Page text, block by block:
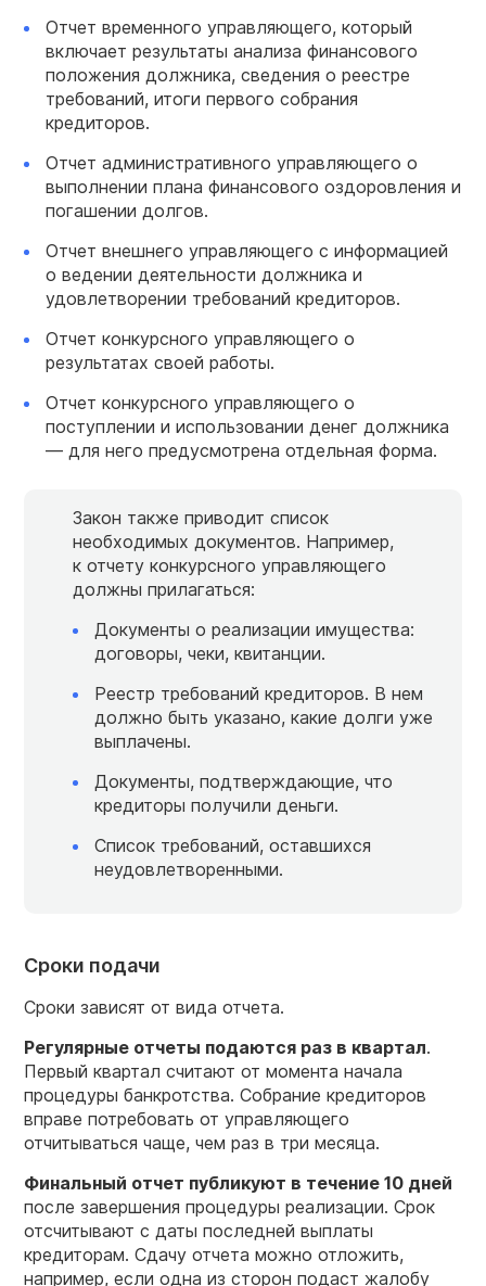
Отчет временного управляющего, который
включает результаты анализа финансового
положения должника, сведения о реестре
требований, итоги первого собрания
кредиторов.
Отчет административного управляющего о
выполнении плана финансового оздоровления и
погашении долгов.
Отчет внешнего управляющего с информацией
о ведении деятельности должника и
удовлетворении требований кредиторов.
Отчет конкурсного управляющего о
результатах своей работы.
Отчет конкурсного управляющего о
поступлении и использовании денег должника
— для него предусмотрена отдельная форма.
Закон также приводит список
необходимых документов. Например,
к отчету конкурсного управляющего
должны прилагаться:
Документы о реализации имущества:
договоры, чеки, квитанции.
Реестр требований кредиторов. В нем
должно быть указано, какие долги уже
выплачены.
Документы, подтверждающие, что
кредиторы получили деньги.
Список требований, оставшихся
неудовлетворенными.
Сроки подачи
Сроки зависят от вида отчета.
Регулярные отчеты подаются раз в квартал.
Первый квартал считают от момента начала
процедуры банкротства. Собрание кредиторов
вправе потребовать от управляющего
отчитываться чаще, чем раз в три месяца.
Финальный отчет публикуют в течение 10 дней
после завершения процедуры реализации. Срок
отсчитывают с даты последней выплаты
кредиторам. Сдачу отчета можно отложить,
например, если одна из сторон подаст жалобу